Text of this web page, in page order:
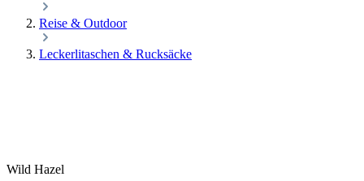
Reise & Outdoor
Leckerlitaschen & Rucksäcke
Wild Hazel